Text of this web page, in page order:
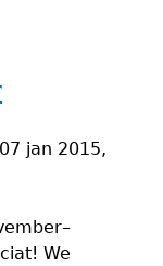
jan 2015,
We